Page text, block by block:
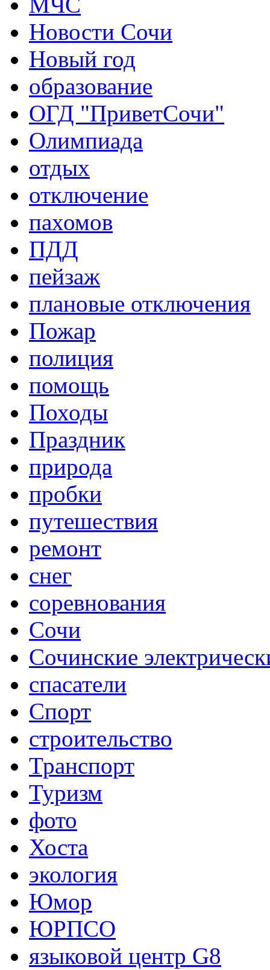
Новости Сочи
Новый год
образование
ОГД "ПриветСочи"
Олимпиада
отдых
отключение
пахомов
ПДД
пейзаж
плановые отключения
Пожар
полиция
помощь
Походы
Праздник
природа
пробки
путешествия
ремонт
снег
соревнования
Сочи
Сочинские
спасатели
Спорт
строительство
Транспорт
Туризм
фото
Хоста
экология
Юмор
ЮРПСО
языковой центр G8